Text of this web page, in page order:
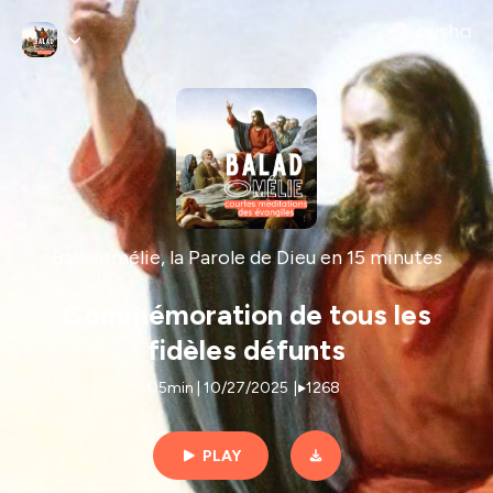
Baladomélie, la Parole de Dieu en 15 minutes
Commémoration de tous les
fidèles défunts
05min | 10/27/2025 1268
PLAY